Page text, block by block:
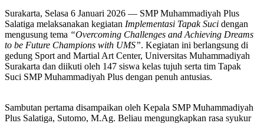
Surakarta, Selasa 6 Januari 2026 — SMP Muhammadiyah Plus
Salatiga melaksanakan kegiatan Implementasi Tapak Suci dengan
mengusung tema “Overcoming Challenges and Achieving Dreams
to be Future Champions with UMS”. Kegiatan ini berlangsung di
gedung Sport and Martial Art Center, Universitas Muhammadiyah
Surakarta dan diikuti oleh 147 siswa kelas tujuh serta tim Tapak
Suci SMP Muhammadiyah Plus dengan penuh antusias.
Sambutan pertama disampaikan oleh Kepala SMP Muhammadiyah
Plus Salatiga, Sutomo, M.Ag. Beliau mengungkapkan rasa syukur